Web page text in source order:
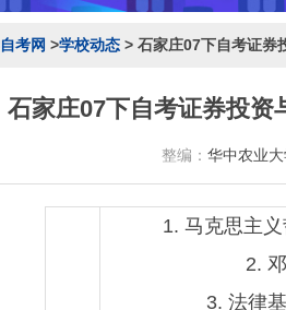
考网 >学校动态 > 石家庄07下自考证券
石家庄07下自考证券投资
整编： 华中农业
1. 马克思主
2.
3. 法律